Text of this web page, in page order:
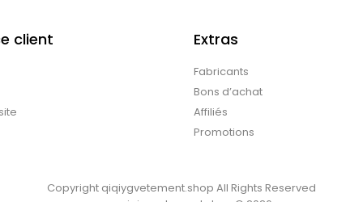
client Extras
Fabricants
Bons d’achat
Affiliés
Promotions
Copyright qiqiygvetement.shop All Rights Reserved